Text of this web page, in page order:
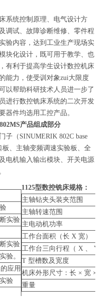
系统控制原理、电气设计方
调试、故障诊断维修、零件程
验内容，达到工业生产现场实
块化设计，既可用于教学、也
有利于提高学生设计数控机床
能力，使受训对象zui大限度
以帮助科研技术人员进一步了
进行数控铣床系统的二次开发
器件均选用工控产品。
产品组成部分
子（SINUMERIK 802C base
、主轴变频调速实验板、全
电机输入输出模块、开关电源
实验
实验
验。
应用
验
1125型数控铣床规格：
主轴钻夹头装夹范围
主轴转速范围
主电动机功率
工作台面积（长 X 宽）
工作台三向行程（ X 、 Y
T 型槽数及宽度
机床外形尺寸：长 × 宽 × 高
重量